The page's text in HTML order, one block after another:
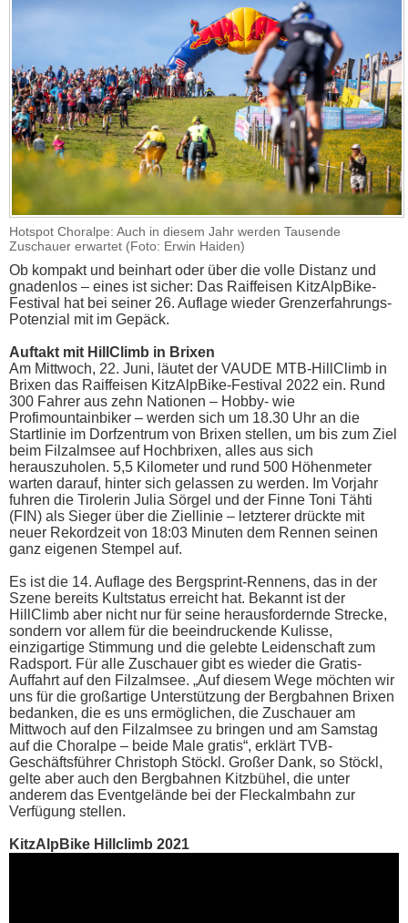
Hotspot Choralpe: Auch in diesem Jahr werden Tausende
Zuschauer erwartet (Foto: Erwin Haiden)
Ob kompakt und beinhart oder über die volle Distanz und
gnadenlos – eines ist sicher: Das Raiffeisen KitzAlpBike-
Festival hat bei seiner 26. Auflage wieder Grenzerfahrungs-
Potenzial mit im Gepäck.
Auftakt mit HillClimb in Brixen
Am Mittwoch, 22. Juni, läutet der VAUDE MTB-HillClimb in
Brixen das Raiffeisen KitzAlpBike-Festival 2022 ein. Rund
300 Fahrer aus zehn Nationen – Hobby- wie
Profimountainbiker – werden sich um 18.30 Uhr an die
Startlinie im Dorfzentrum von Brixen stellen, um bis zum Ziel
beim Filzalmsee auf Hochbrixen, alles aus sich
herauszuholen. 5,5 Kilometer und rund 500 Höhenmeter
warten darauf, hinter sich gelassen zu werden. Im Vorjahr
fuhren die Tirolerin Julia Sörgel und der Finne Toni Tähti
(FIN) als Sieger über die Ziellinie – letzterer drückte mit
neuer Rekordzeit von 18:03 Minuten dem Rennen seinen
ganz eigenen Stempel auf.
Es ist die 14. Auflage des Bergsprint-Rennens, das in der
Szene bereits Kultstatus erreicht hat. Bekannt ist der
HillClimb aber nicht nur für seine herausfordernde Strecke,
sondern vor allem für die beeindruckende Kulisse,
einzigartige Stimmung und die gelebte Leidenschaft zum
Radsport. Für alle Zuschauer gibt es wieder die Gratis-
Auffahrt auf den Filzalmsee. „Auf diesem Wege möchten wir
uns für die großartige Unterstützung der Bergbahnen Brixen
bedanken, die es uns ermöglichen, die Zuschauer am
Mittwoch auf den Filzalmsee zu bringen und am Samstag
auf die Choralpe – beide Male gratis“, erklärt TVB-
Geschäftsführer Christoph Stöckl. Großer Dank, so Stöckl,
gelte aber auch den Bergbahnen Kitzbühel, die unter
anderem das Eventgelände bei der Fleckalmbahn zur
Verfügung stellen.
KitzAlpBike Hillclimb 2021